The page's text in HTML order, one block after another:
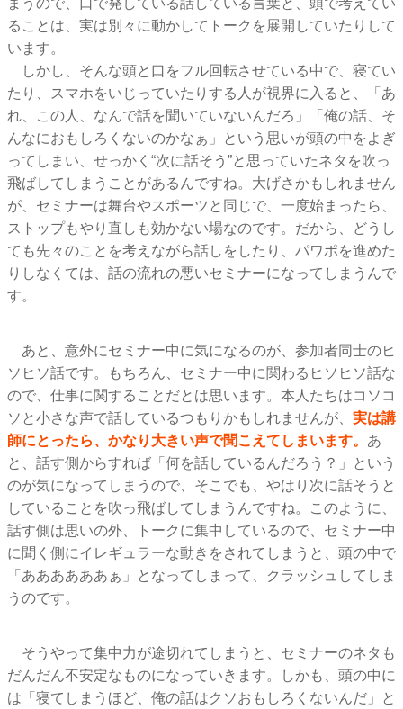
まうので、口で発している話している言葉と、頭で考えてい
ることは、実は別々に動かしてトークを展開していたりして
います。
しかし、そんな頭と口をフル回転させている中で、寝てい
たり、スマホをいじっていたりする人が視界に入ると、「あ
れ、この人、なんで話を聞いていないんだろ」「俺の話、そ
んなにおもしろくないのかなぁ」という思いが頭の中をよぎ
ってしまい、せっかく“次に話そう”と思っていたネタを吹っ
飛ばしてしまうことがあるんですね。大げさかもしれません
が、セミナーは舞台やスポーツと同じで、一度始まったら、
ストップもやり直しも効かない場なのです。だから、どうし
ても先々のことを考えながら話しをしたり、パワポを進めた
りしなくては、話の流れの悪いセミナーになってしまうんで
す。
あと、意外にセミナー中に気になるのが、参加者同士のヒ
ソヒソ話です。もちろん、セミナー中に関わるヒソヒソ話な
ので、仕事に関することだとは思います。本人たちはコソコ
ソと小さな声で話しているつもりかもしれませんが、 実は講
師にとったら、かなり大きい声で聞こえてしまいます。 あ
と、話す側からすれば「何を話しているんだろう？」という
のが気になってしまうので、そこでも、やはり次に話そうと
していることを吹っ飛ばしてしまうんですね。このように、
話す側は思いの外、トークに集中しているので、セミナー中
に聞く側にイレギュラーな動きをされてしまうと、頭の中で
「ああああああぁ」となってしまって、クラッシュしてしま
うのです。
そうやって集中力が途切れてしまうと、セミナーのネタも
だんだん不安定なものになっていきます。しかも、頭の中に
は「寝てしまうほど、俺の話はクソおもしろくないんだ」と